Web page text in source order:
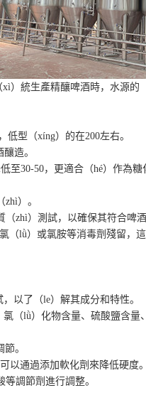
統生產精釀啤酒時，水源的
型（xíng）的在200左右。
造。
30-50，更適合（hé）作為糖
）。
）測試，以確保其符合啤酒
lǜ）或氯胺等消毒劑殘留，
了（le）解其成分和特性。
lǜ）化物含量、硫酸鹽含量
。
通過添加軟化劑來降低硬度。
調節劑進行調整。